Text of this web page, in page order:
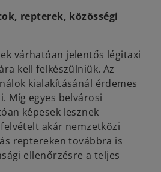
repterek, közösségi
várhatóan jelentős légitaxi
kell felkészülniük. Az
kialakításánál érdemes
Míg egyes belvárosi
képesek lesznek
akár nemzetközi
reptereken továbbra is
ellenőrzésre a teljes
o
p